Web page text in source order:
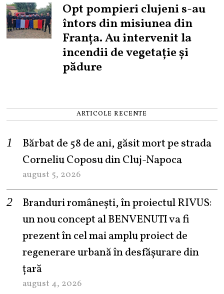
Opt pompieri clujeni s-au
întors din misiunea din
Franța. Au intervenit la
incendii de vegetație și
pădure
ARTICOLE RECENTE
Bărbat de 58 de ani, găsit mort pe strada
Corneliu Coposu din Cluj-Napoca
august 5, 2026
Branduri românești, în proiectul RIVUS:
un nou concept al BENVENUTI va fi
prezent în cel mai amplu proiect de
regenerare urbană în desfășurare din
țară
august 4, 2026